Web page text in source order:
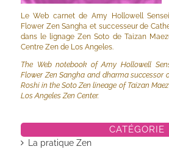
Le Web carnet de Amy Hollowell
Flower Zen Sangha et successeur de
dans le lignage Zen Soto de Taizan
Centre Zen de Los Angeles.
The Web notebook of Amy Hollowell
Flower Zen Sangha and dharma successor
Roshi in the Soto Zen lineage of Taizan
Los Angeles Zen Center.
CATÉGORIE
La pratique Zen